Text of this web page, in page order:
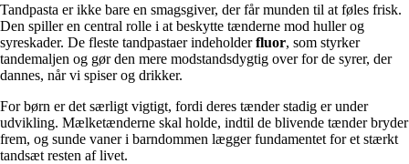
Tandpasta er ikke bare en smagsgiver, der får munden til at føles frisk.
Den spiller en central rolle i at beskytte tænderne mod huller og
syreskader. De fleste tandpastaer indeholderfluor, som styrker
tandemaljen og gør den mere modstandsdygtig over for de syrer, der
dannes, når vi spiser og drikker.
For børn er det særligt vigtigt, fordi deres tænder stadig er under
udvikling. Mælketænderne skal holde, indtil de blivende tænder bryder
frem, og sunde vaner i barndommen lægger fundamentet for et stærkt
tandsæt resten af livet.